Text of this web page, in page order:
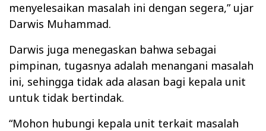
menyelesaikan masalah ini dengan segera,” ujar
Darwis Muhammad.
Darwis juga menegaskan bahwa sebagai
pimpinan, tugasnya adalah menangani masalah
ini, sehingga tidak ada alasan bagi kepala unit
untuk tidak bertindak.
“Mohon hubungi kepala unit terkait masalah